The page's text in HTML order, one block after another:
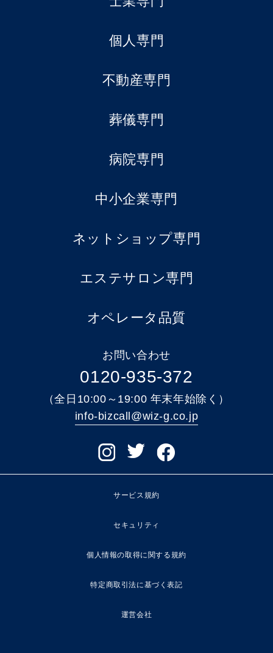
個人専門
不動産専門
葬儀専門
病院専門
中小企業専門
ネットショップ専門
エステサロン専門
オペレータ品質
お問い合わせ
0120-935-372
（全日10:00～19:00 年末年始除く）
info-bizcall@wiz-g.co.jp
サービス規約
セキュリティ
個人情報の取得に関する規約
特定商取引法に基づく表記
運営会社